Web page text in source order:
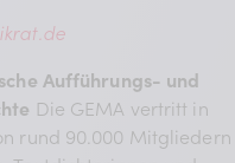
Aufführungs- und
Die GEMA vertritt in
rund 90.000 Mitgliedern